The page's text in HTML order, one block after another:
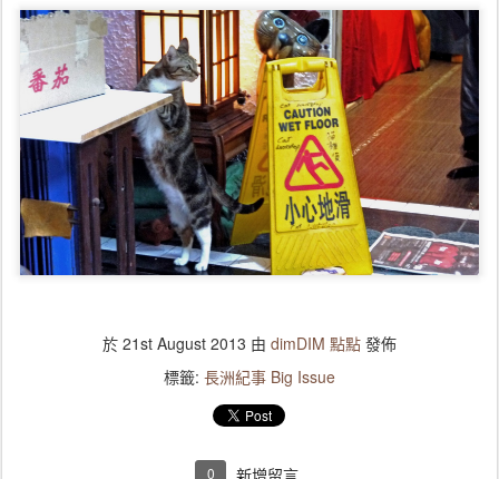
於 21st August 2013 由 dimDIM 點點 發佈
標籤: 長洲紀事 Big Issue
0 新增留言